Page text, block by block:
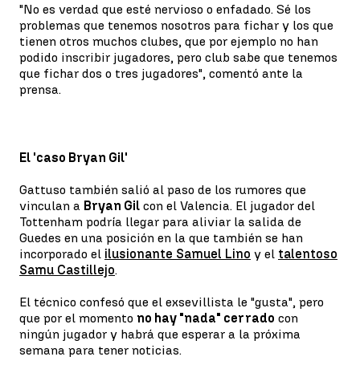
"No es verdad que esté nervioso o enfadado. Sé los
problemas que tenemos nosotros para fichar y los que
tienen otros muchos clubes, que por ejemplo no han
podido inscribir jugadores, pero club sabe que tenemos
que fichar dos o tres jugadores", comentó ante la
prensa.
El 'caso Bryan Gil'
Gattuso también salió al paso de los rumores que
vinculan a Bryan Gil con el Valencia. El jugador del
Tottenham podría llegar para aliviar la salida de
Guedes en una posición en la que también se han
incorporado el ilusionante Samuel Lino y el talentoso
Samu Castillejo.
El técnico confesó que el exsevillista le "gusta", pero
que por el momento no hay "nada" cerrado con
ningún jugador y habrá que esperar a la próxima
semana para tener noticias.